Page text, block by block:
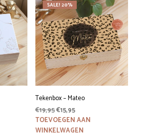
SALE! 20%
Tekenbox – Mateo
€19,95Oorspronkelijke
prijs
was:
€15,95Huidige
prijs
is:
TOEVOEGEN AAN
WINKELWAGEN